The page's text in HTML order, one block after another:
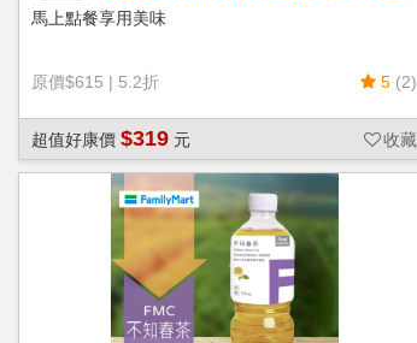
心餅皮】享樂券
馬上點餐享用美味
原價$615 | 5.2折 5 (2)
超值好康價 $319 元 收藏